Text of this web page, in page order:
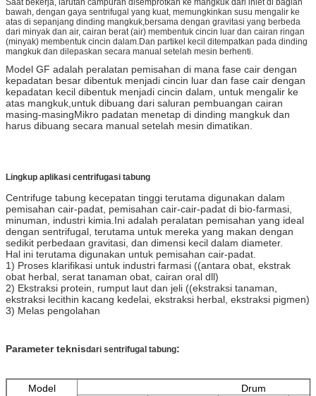
Saat bekerja, larutan campuran disemprotkan ke mangkuk dari inlet di bagian
bawah, dengan gaya sentrifugal yang kuat, memungkinkan susu mengalir ke
atas di sepanjang dinding mangkuk,bersama dengan gravitasi yang berbeda
dari minyak dan air, cairan berat (air) membentuk cincin luar dan cairan ringan
(minyak) membentuk cincin dalam.Dan partikel kecil ditempatkan pada dinding
mangkuk dan dilepaskan secara manual setelah mesin berhenti.
Model GF adalah peralatan pemisahan di mana fase cair dengan
kepadatan besar dibentuk menjadi cincin luar dan fase cair dengan
kepadatan kecil dibentuk menjadi cincin dalam, untuk mengalir ke
atas mangkuk,untuk dibuang dari saluran pembuangan cairan
masing-masingMikro padatan menetap di dinding mangkuk dan
harus dibuang secara manual setelah mesin dimatikan.
Lingkup aplikasi centrifugasi tabung
Centrifuge tabung kecepatan tinggi terutama digunakan dalam
pemisahan cair-padat, pemisahan cair-cair-padat di bio-farmasi,
minuman, industri kimia.Ini adalah peralatan pemisahan yang ideal
dengan sentrifugal, terutama untuk mereka yang makan dengan
sedikit perbedaan gravitasi, dan dimensi kecil dalam diameter.
Hal ini terutama digunakan untuk pemisahan cair-padat.
1) Proses klarifikasi untuk industri farmasi ((antara obat, ekstrak
obat herbal, serat tanaman obat, cairan oral dll)
2) Ekstraksi protein, rumput laut dan jeli ((ekstraksi tanaman,
ekstraksi lecithin kacang kedelai, ekstraksi herbal, ekstraksi pigmen)
3) Melas pengolahan
Parameter teknisdari sentrifugal tabung:
Model
Drum